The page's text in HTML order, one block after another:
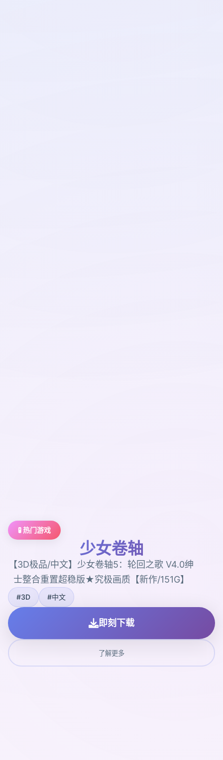
🧪 热门游戏
少女卷轴
【3D极品/中文】少女卷轴5：轮回之歌 V4.0绅
士整合重置超稳版★究极画质【新作/151G】
#3D #中文
即刻下载
了解更多